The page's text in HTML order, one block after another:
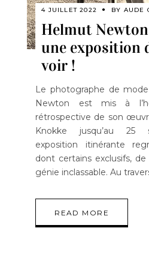
4 JUILLET 2022 BY AUDE
Helmut
une exposition
voir !
Le photographe de
Newton est mis à
rétrospective de son
Knokke jusqu’au 25
exposition itinérante
dont certains exclusifs,
génie inclassable. Au
READ MORE